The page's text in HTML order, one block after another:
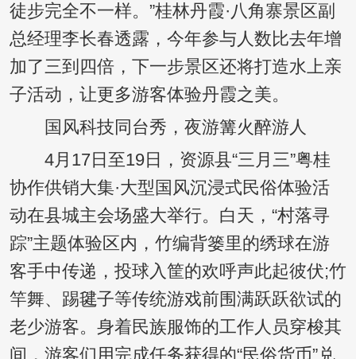
徒步完全不一样。”桂林丹霞·八角寨景区副
总经理李长春透露，今年参与人数比去年增
加了三到四倍，下一步景区还将打造水上亲
子活动，让更多游客体验丹霞之美。
国风科技同台秀，夜游篝火醉游人
4月17日至19日，资源县“三月三”粤桂
协作供销大集·大型国风沉浸式民俗体验活
动在县城主会场盛大举行。白天，“村落寻
踪”主题体验区内，竹编背篓里的绣球在游
客手中传递，投球入筐的欢呼声此起彼伏;竹
竿舞、踢毽子等传统游戏前围满跃跃欲试的
老少游客。身着民族服饰的工作人员穿梭其
间，游客们用完成任务获得的“民俗货币”兑